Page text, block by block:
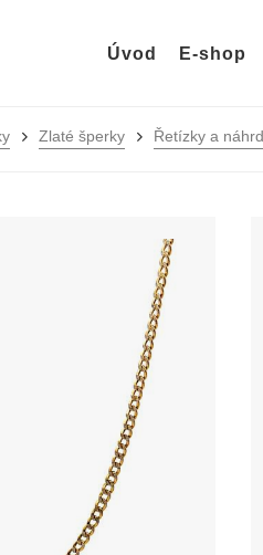
Úvod E-shop
Zlaté šperky Řetízky a